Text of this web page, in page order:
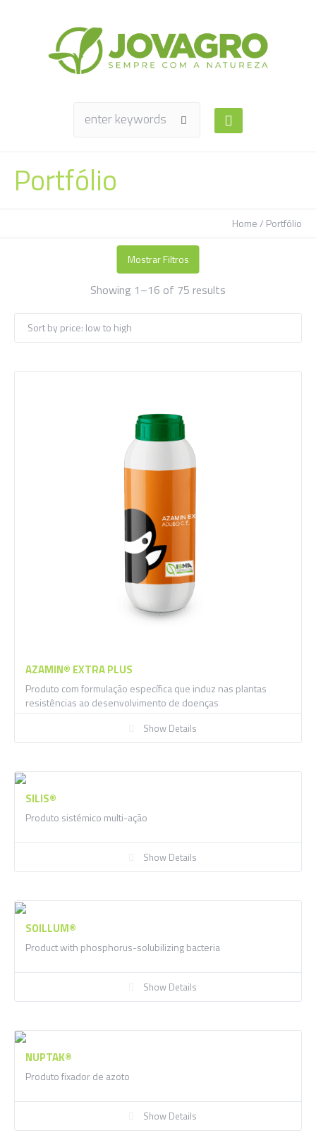
Portfólio
Home/ Portfólio
Showing 1–16 of 75 results
low
high
AZAMIN® EXTRA PLUS
Produto com formulação específica que induz nas plantas
resistências ao desenvolvimento de doenças
Show Details
SILIS®
Produto sistémico multi-ação
Show Details
SOILLUM®
Product with phosphorus-solubilizing bacteria
Show Details
NUPTAK®
Produto fixador de azoto
Show Details
Mostrar Filtros